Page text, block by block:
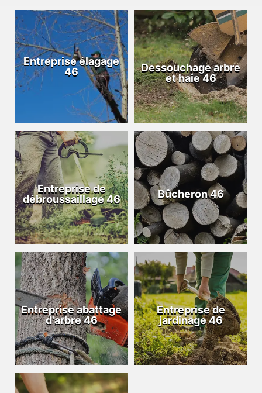
Entreprise élagage
46
Dessouchage arbre
et haie 46
Entreprise de
débroussaillage 46
Bûcheron 46
Entreprise abattage
d'arbre 46
Entreprise de
jardinage 46